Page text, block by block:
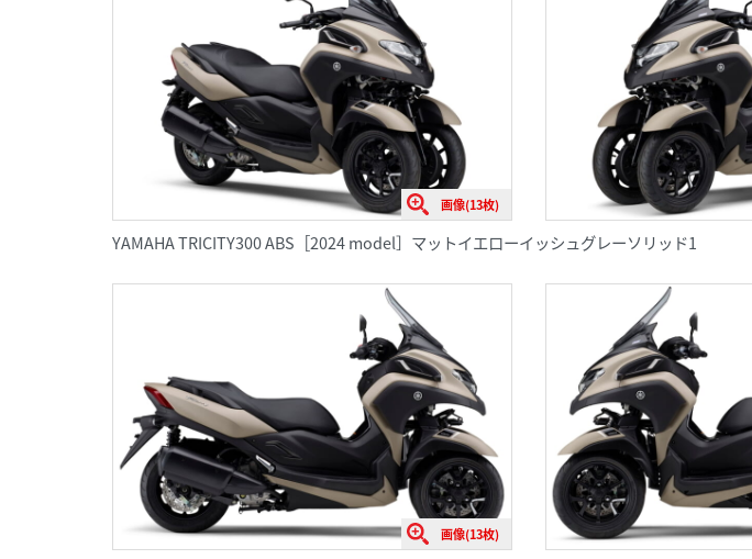
画像(13枚)
YAMAHA TRICITY300 ABS［2024 model］マットイエローイッシュグレーソリッド1
画像(13枚)